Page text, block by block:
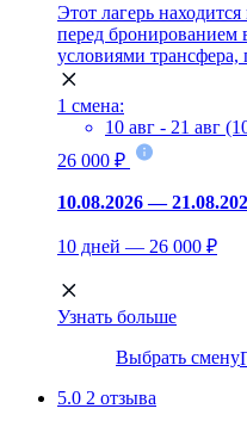
Этот лагерь
перед бронированием
условиями трансфера,
1 смена:
10 авг - 21 авг
26 000 ₽
10.08.2026 —
10 дней — 26 000 ₽
Узнать больше
Выбрать смену
5.0 2 отзыва